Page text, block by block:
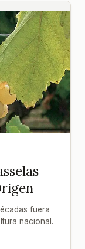
fuera
nacional.